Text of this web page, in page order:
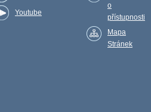
Youtube
o
přístupnosti
Mapa
Stránek